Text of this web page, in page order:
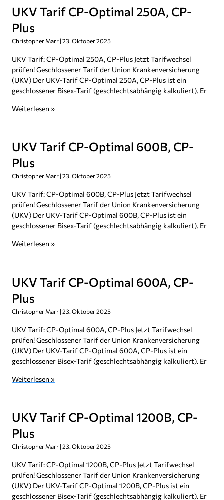
UKV Tarif CP-Optimal 250A, CP-
Plus
Christopher Marr 23. Oktober 2025
UKV Tarif: CP-Optimal 250A, CP-Plus Jetzt Tarifwechsel
prüfen! Geschlossener Tarif der Union Krankenversicherung
(UKV) Der UKV-Tarif CP-Optimal 250A, CP-Plus ist ein
geschlossener Bisex-Tarif (geschlechtsabhängig kalkuliert). Er
Weiterlesen »
UKV Tarif CP-Optimal 600B, CP-
Plus
Christopher Marr 23. Oktober 2025
UKV Tarif: CP-Optimal 600B, CP-Plus Jetzt Tarifwechsel
prüfen! Geschlossener Tarif der Union Krankenversicherung
(UKV) Der UKV-Tarif CP-Optimal 600B, CP-Plus ist ein
geschlossener Bisex-Tarif (geschlechtsabhängig kalkuliert). Er
Weiterlesen »
UKV Tarif CP-Optimal 600A, CP-
Plus
Christopher Marr 23. Oktober 2025
UKV Tarif: CP-Optimal 600A, CP-Plus Jetzt Tarifwechsel
prüfen! Geschlossener Tarif der Union Krankenversicherung
(UKV) Der UKV-Tarif CP-Optimal 600A, CP-Plus ist ein
geschlossener Bisex-Tarif (geschlechtsabhängig kalkuliert). Er
Weiterlesen »
UKV Tarif CP-Optimal 1200B, CP-
Plus
Christopher Marr 23. Oktober 2025
UKV Tarif: CP-Optimal 1200B, CP-Plus Jetzt Tarifwechsel
prüfen! Geschlossener Tarif der Union Krankenversicherung
(UKV) Der UKV-Tarif CP-Optimal 1200B, CP-Plus ist ein
geschlossener Bisex-Tarif (geschlechtsabhängig kalkuliert). Er